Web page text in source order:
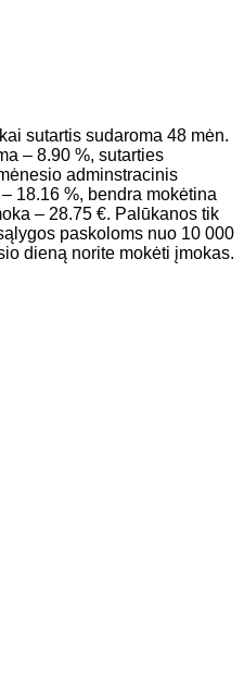
sutartis sudaroma 48 mėn.
– 8.90 %, sutarties
adminstracinis
18.16 %, bendra mokėtina
– 28.75 €. Palūkanos tik
paskoloms nuo 10 000
dieną norite mokėti įmokas.